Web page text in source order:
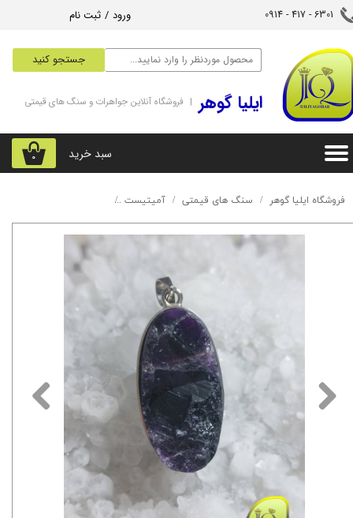
جستجو کنید
ورود / ثبت نام
تغییر گذر واژه
سفارشات
خروج از حساب کاربری
6301 - 417 - 0914​​​​​​​
۰ سبد خرید
‌ایلیا گوهر | فروشگاه آنلاین جواهرات و سنگ های قیمتی
فروشگاه ایلیا گوهر سنگ های قیمتی آمیتیست